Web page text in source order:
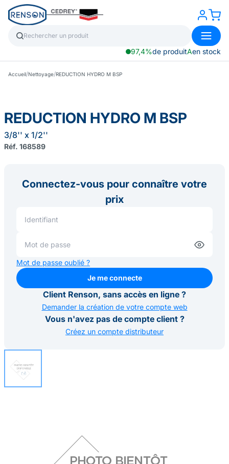
97,4%de produitAen stock
Accueil/Nettoyage/REDUCTION HYDRO M BSP
REDUCTION HYDRO M BSP
3/8'' x 1/2''
Réf. 168589
Connectez-vous pour connaître votre
prix
Mot de passe oublié ?
Je me connecte
Je me connecte
Client Renson, sans accès en ligne ?
Demander la création de votre compte web
Vous n'avez pas de compte client ?
Créez un compte distributeur